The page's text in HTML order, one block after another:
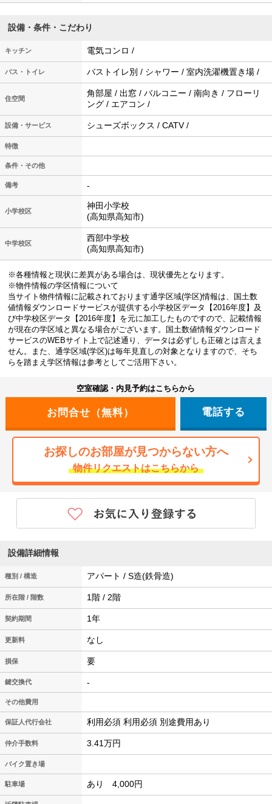
設備・条件・こだわり
キッチン 電気コンロ /
バス・トイレ バストイレ別 / シャワー / 室内洗濯機置き場 /
住空間
角部屋 / 出窓 / バルコニー / 南向き / フローリ
ング / エアコン /
設備・サービス シューズボックス / CATV /
特徴
条件・その他
備考 -
小学校区
神田小学校
(高知県高知市)
中学校区
西部中学校
(高知県高知市)
※各種情報と現状に差異がある場合は、現状優先となります。
※物件情報の学区情報について
当サイト物件情報に記載されております通学区域(学区)情報は、国土数
値情報ダウンロードサービスが提供する小学校区データ【2016年度】及
び中学校区データ【2016年度】を元に加工したものですので、記載情報
が現在の学区域と異なる場合がございます。国土数値情報ダウンロード
サービスのWEBサイト上で記述通り、データは必ずしも正確とは言えま
せん。また、通学区域(学区)は毎年見直しの対象となりますので、そち
らを踏まえ学区情報は参考としてご活用下さい。
空室確認・内見予約はこちらから
電話する
お探しのお部屋が見つからない方へ
物件リクエストはこちらから
設備詳細情報
種別 / 構造 アパート / S造(鉄骨造)
所在階 / 階数 1階 / 2階
契約期間 1年
更新料 なし
損保 要
鍵交換代 -
その他費用
保証人代行会社 利用必須 利用必須 別途費用あり
仲介手数料 3.41万円
バイク置き場
駐車場 あり 4,000円